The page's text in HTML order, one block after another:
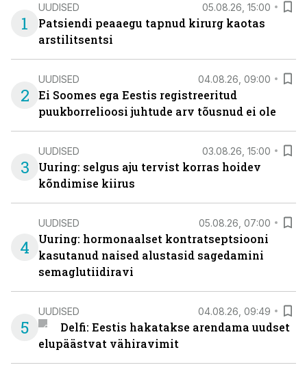
1
UUDISED 05.08.26, 15:00
Patsiendi peaaegu tapnud kirurg kaotas
arstilitsentsi
2
UUDISED 04.08.26, 09:00
Ei Soomes ega Eestis registreeritud
puukborrelioosi juhtude arv tõusnud ei ole
3
UUDISED 03.08.26, 15:00
Uuring: selgus aju tervist korras hoidev
kõndimise kiirus
4
UUDISED 05.08.26, 07:00
Uuring: hormonaalset kontratseptsiooni
kasutanud naised alustasid sagedamini
semaglutiidiravi
5
UUDISED 04.08.26, 09:49
Delfi: Eestis hakatakse arendama uudset
elupäästvat vähiravimit